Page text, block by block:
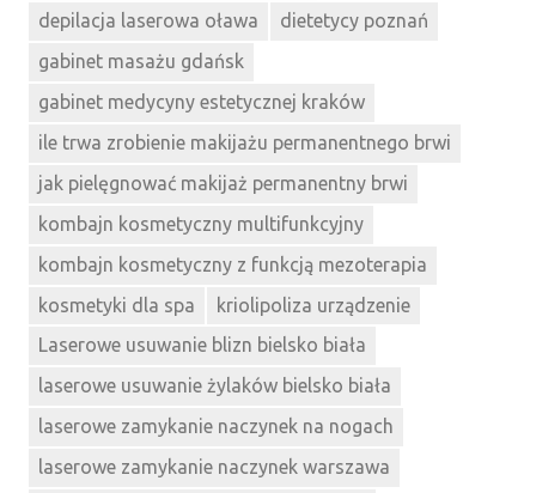
depilacja laserowa oława
dietetycy poznań
gabinet masażu gdańsk
gabinet medycyny estetycznej kraków
ile trwa zrobienie makijażu permanentnego brwi
jak pielęgnować makijaż permanentny brwi
kombajn kosmetyczny multifunkcyjny
kombajn kosmetyczny z funkcją mezoterapia
kosmetyki dla spa
kriolipoliza urządzenie
Laserowe usuwanie blizn bielsko biała
laserowe usuwanie żylaków bielsko biała
laserowe zamykanie naczynek na nogach
laserowe zamykanie naczynek warszawa